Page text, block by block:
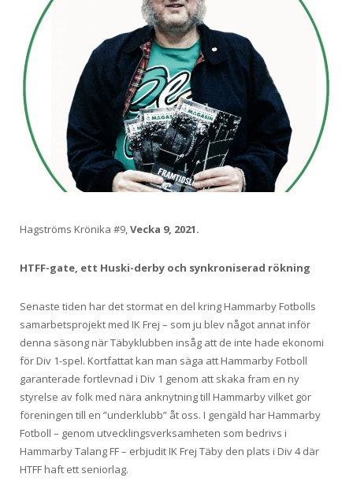
Hagströms Krönika #9,Vecka 9, 2021.
HTFF-gate, ett Huski-derby och synkroniserad rökning
Senaste tiden har det stormat en del kring Hammarby Fotbolls
samarbetsprojekt med IK Frej – som ju blev något annat inför
denna säsong när Täbyklubben insåg att de inte hade ekonomi
för Div 1-spel. Kortfattat kan man säga att Hammarby Fotboll
garanterade fortlevnad i Div 1 genom att skaka fram en ny
styrelse av folk med nära anknytning till Hammarby vilket gör
föreningen till en ”underklubb” åt oss. I gengäld har Hammarby
Fotboll – genom utvecklingsverksamheten som bedrivs i
Hammarby Talang FF – erbjudit IK Frej Täby den plats i Div 4 där
HTFF haft ett seniorlag.